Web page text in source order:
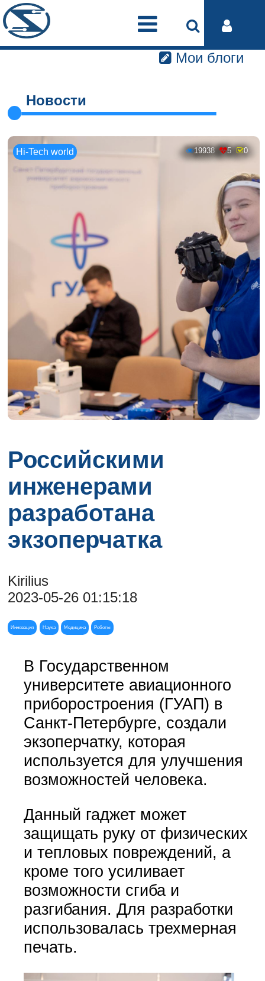
Мои блоги
Новости
Hi-Tech world 19938 5 0
Российскими
инженерами
разработана
экзоперчатка
Kirilius
2023-05-26 01:15:18
Инновация Наука Медицина Роботы
В Государственном
университете авиационного
приборостроения (ГУАП) в
Санкт-Петербурге, создали
экзоперчатку, которая
используется для улучшения
возможностей человека.
Данный гаджет может
защищать руку от физических
и тепловых повреждений, а
кроме того усиливает
возможности сгиба и
разгибания. Для разработки
использовалась трехмерная
печать.